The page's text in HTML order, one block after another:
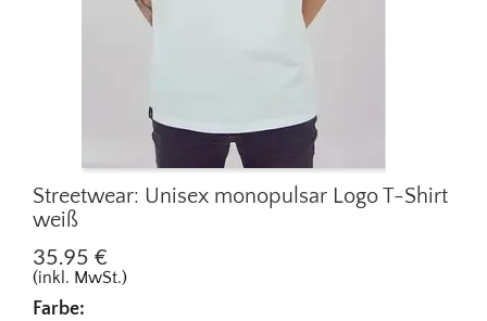
Streetwear: Unisex monopulsar Logo T-Shirt
weiß
35.95 €
(inkl. MwSt.)
Farbe: